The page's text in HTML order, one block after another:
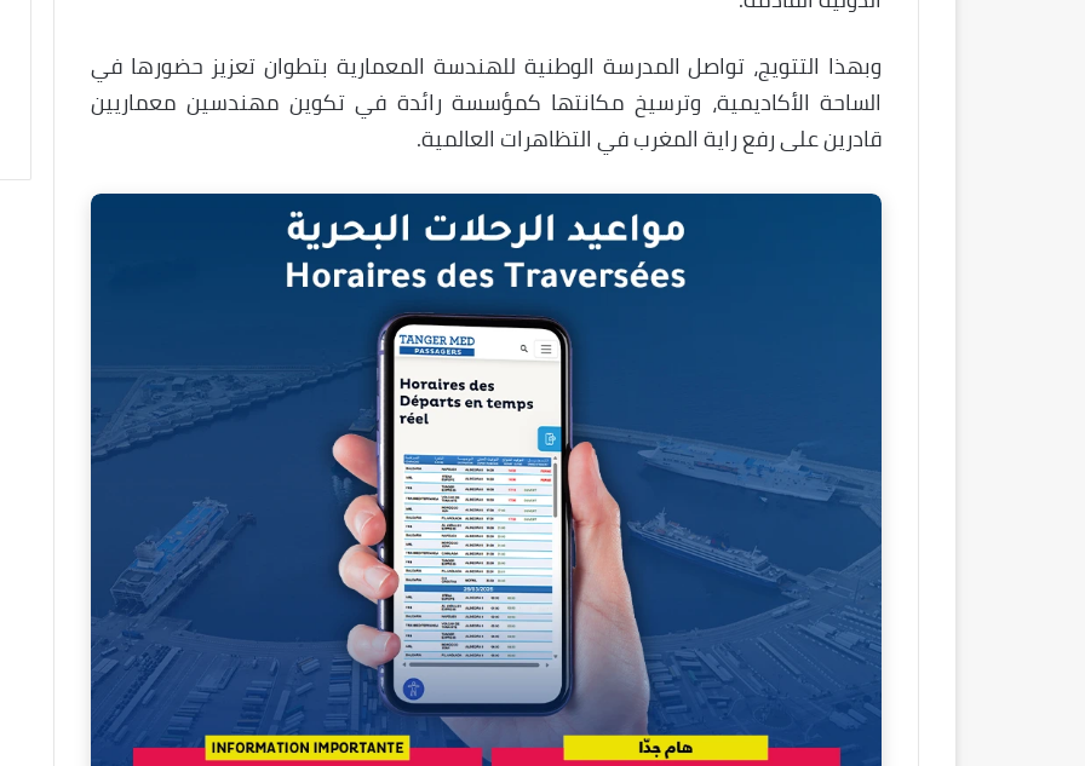
وبهذا التتويج، تواصل المدرسة الوطنية للهندسة المعمارية بتطوان تعزيز حضورها في
الساحة الأكاديمية، وترسيخ مكانتها كمؤسسة رائدة في تكوين مهندسين معماريين
قادرين على رفع راية المغرب في التظاهرات العالمية.